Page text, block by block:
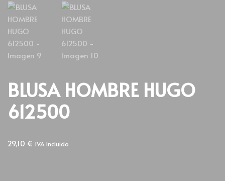
BLUSA HOMBRE HUGO
612500
29,10 € IVA Incluido